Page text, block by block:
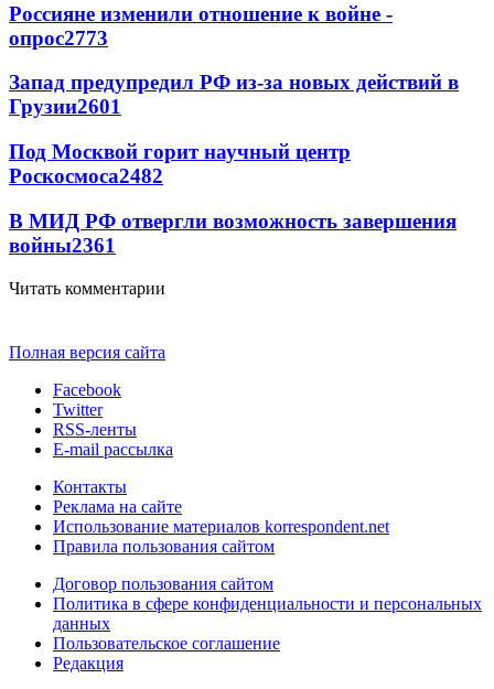
Россияне изменили отношение к войне -
опрос2773
Запад предупредил РФ из-за новых действий в
Грузии2601
Под Москвой горит научный центр
Роскосмоса2482
В МИД РФ отвергли возможность завершения
войны2361
Читать комментарии
Полная версия сайта
Facebook
Twitter
RSS-ленты
E-mail рассылка
Контакты
Реклама на сайте
Использование материалов korrespondent.net
Правила пользования сайтом
Договор пользования сайтом
Политика в сфере конфиденциальности и персональных
данных
Пользовательское соглашение
Редакция